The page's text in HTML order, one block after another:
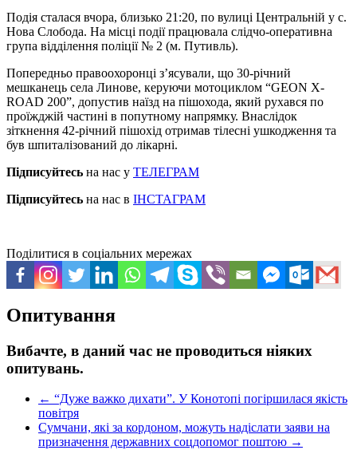
Подія сталася вчора, близько 21:20, по вулиці Центральній у с.
Нова Слобода. На місці події працювала слідчо-оперативна
група відділення поліції № 2 (м. Путивль).
Попередньо правоохоронці з’ясували, що 30-річний
мешканець села Линове, керуючи мотоциклом “GEON X-
ROAD 200”, допустив наїзд на пішохода, який рухався по
проїжджій частині в попутному напрямку. Внаслідок
зіткнення 42-річний пішохід отримав тілесні ушкодження та
був шпиталізований до лікарні.
Підписуйтесь на нас у ТЕЛЕГРАМ
Підписуйтесь на нас в ІНСТАГРАМ
Поділитися в соціальних мережах
Опитування
Вибачте, в даний час не проводиться ніяких
опитувань.
← “Дуже важко дихати”. У Конотопі погіршилася якість
повітря
Сумчани, які за кордоном, можуть надіслати заяви на
призначення державних соцдопомог поштою →